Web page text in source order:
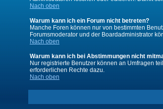
Nach oben
Warum kann ich ein Forum nicht betreten?
Manche Foren können nur von bestimmten
Forumsmoderator und der Boardadministrator
Nach oben
Warum kann ich bei Abstimmungen nicht
Nur registrierte Benutzer können an Umfragen
erforderlichen Rechte dazu.
Nach oben